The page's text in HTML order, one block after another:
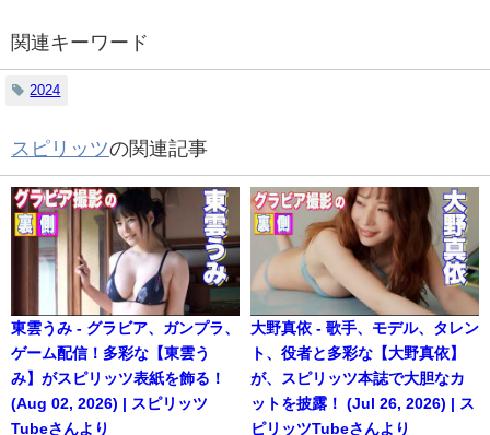
関連キーワード
2024
スピリッツの関連記事
東雲うみ - グラビア、ガンプラ、
ゲーム配信！多彩な【東雲う
み】がスピリッツ表紙を飾る！
(Aug 02, 2026) | スピリッツ
Tubeさんより
大野真依 - 歌手、モデル、タレン
ト、役者と多彩な【大野真依】
が、スピリッツ本誌で大胆なカ
ットを披露！ (Jul 26, 2026) | ス
ピリッツTubeさんより